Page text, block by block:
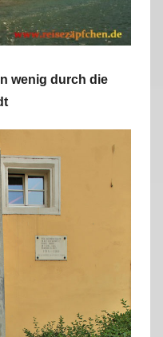
wenig durch die